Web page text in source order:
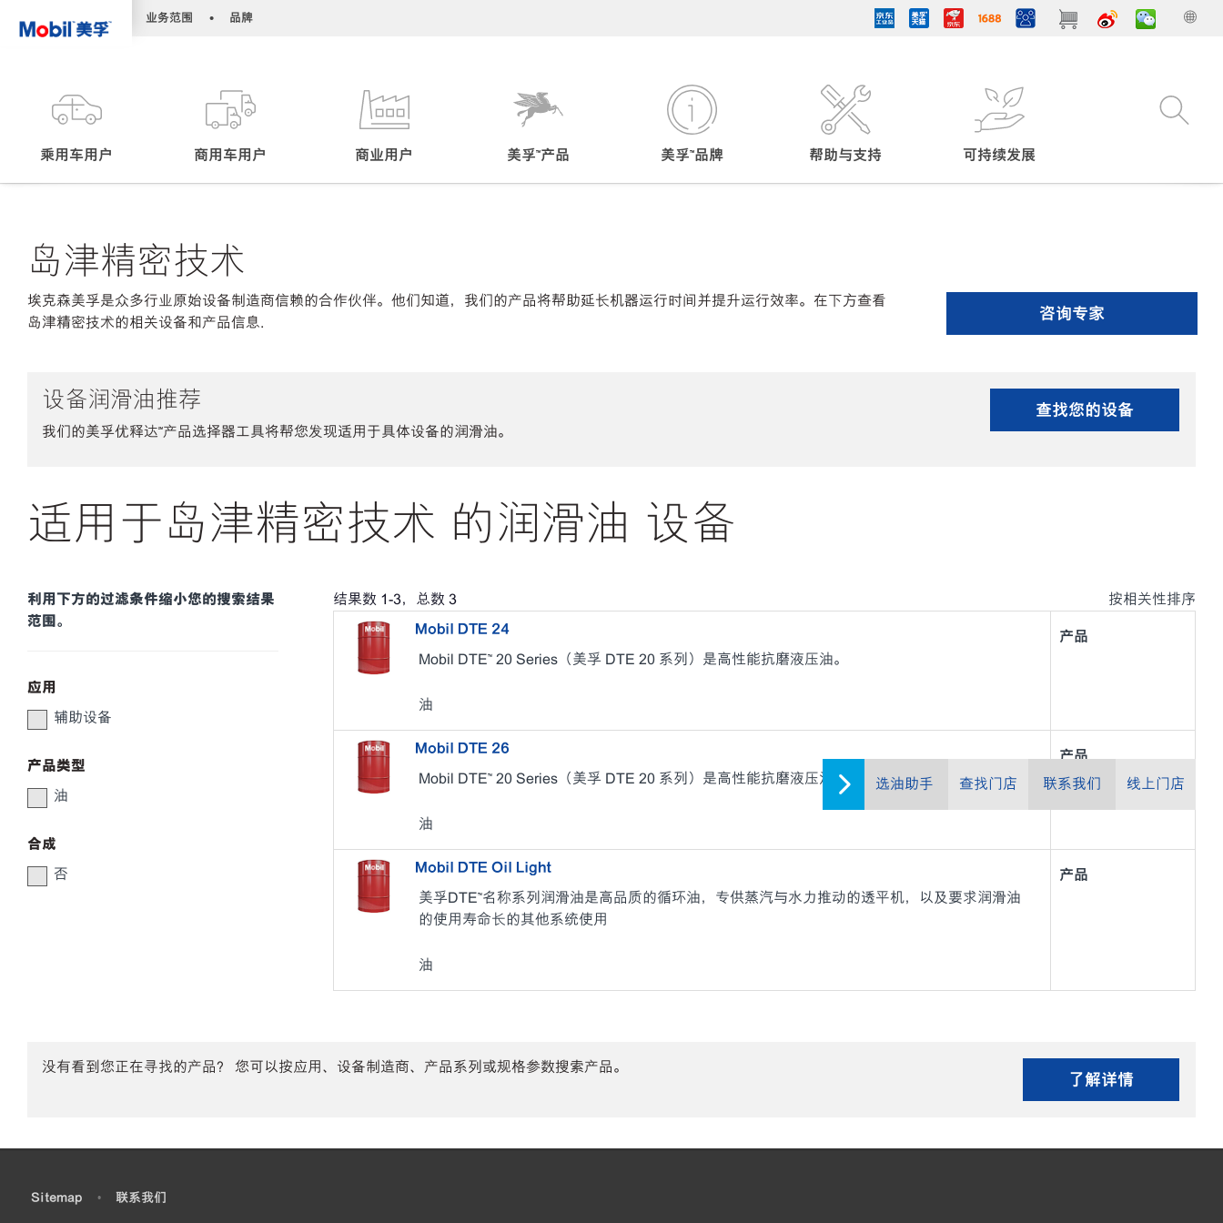
业务范围 • 品牌
乘用车用户 商用车用户 商业用户 美孚™产品 美孚™品牌 帮助与支持 可持续发展
选油助手 查找门店 联系我们 线上门店
岛津精密技术
埃克森美孚是众多行业原始设备制造商信赖的合作伙伴。他们知道，我们的产品将帮助延长机器运行时间并提升运行效率。在下方查看
岛津精密技术的相关设备和产品信息.
咨询专家
设备润滑油推荐
我们的美孚优释达℠产品选择器工具将帮您发现适用于具体设备的润滑油。
查找您的设备
适用于岛津精密技术 的润滑油 设备
利用下方的过滤条件缩小您的搜索结果
范围。
应用
辅助设备
产品类型
油
合成
否
结果数 1-3，总数 3 按相关性排序
Mobil DTE 24
Mobil DTE™ 20 Series（美孚 DTE 20 系列）是高性能抗磨液压油。
油
产品
Mobil DTE 26
Mobil DTE™ 20 Series（美孚 DTE 20 系列）是高性能抗磨液压油。
油
产品
Mobil DTE Oil Light
美孚DTE™名称系列润滑油是高品质的循环油，专供蒸汽与水力推动的透平机，以及要求润滑油
的使用寿命长的其他系统使用
油
产品
没有看到您正在寻找的产品？ 您可以按应用、设备制造商、产品系列或规格参数搜索产品。
了解详情
Sitemap • 联系我们